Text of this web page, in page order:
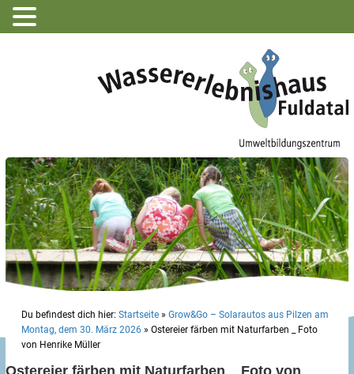
Du befindest dich hier: Startseite » Grow&Go – Solarautos aus Pilzen am
Montag, dem 30. März 2026 » Ostereier färben mit Naturfarben _ Foto
von Henrike Müller
Ostereier färben mit Naturfarben _ Foto von